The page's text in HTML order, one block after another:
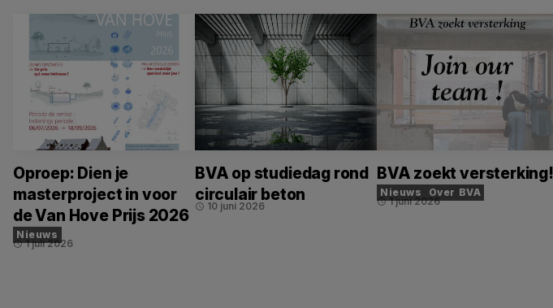
Oproep: Dien je
masterproject in voor
de Van Hove Prijs 2026
Nieuws
schedule1 juli 2026
BVA op studiedag rond
circulair beton
schedule 10 juni 2026
BVA zoekt versterking!
Nieuws Over BVA
schedule1 juni 2026